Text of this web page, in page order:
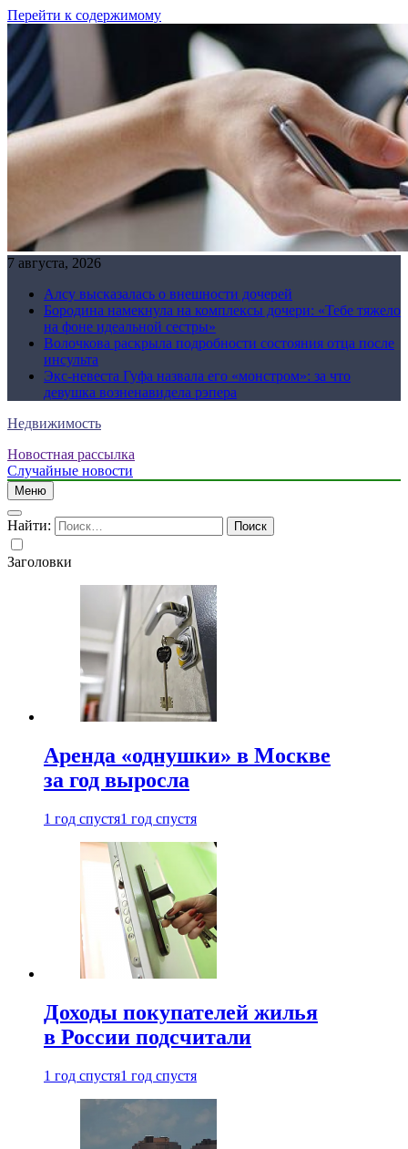
Перейти к содержимому
7 августа, 2026
Алсу высказалась о внешности дочерей
Бородина намекнула на комплексы дочери: «Тебе тяжело
на фоне идеальной сестры»
Волочкова раскрыла подробности состояния отца после
инсульта
Экс-невеста Гуфа назвала его «монстром»: за что
девушка возненавидела рэпера
Недвижимость
Новостная рассылка
Случайные новости
Меню
Найти:
Заголовки
Аренда «однушки» в Москве
за год выросла
1 год спустя1 год спустя
Доходы покупателей жилья
в России подсчитали
1 год спустя1 год спустя